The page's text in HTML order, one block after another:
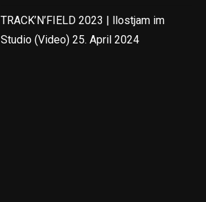
TRACK’N’FIELD 2023 | llostjam im
Studio (Video) 25. April 2024